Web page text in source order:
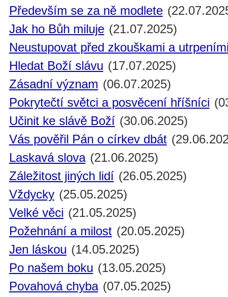
Především se za ně modlete
Jak ho Bůh miluje (21.07.2025)
Neustupovat před zkouškami a
Hledat Boží slávu (17.07.2025)
Zásadní význam (06.07.2025)
Pokrytečtí světci a posvěcení hříšníci
Učinit ke slávě Boží (30.06.2025)
Vás pověřil Pán o církev dbát
Laskavá slova (21.06.2025)
Záležitost jiných lidí (26.05.2025)
Vždycky (25.05.2025)
Velké věci (21.05.2025)
Požehnání a milost (20.05.2025)
Jen láskou (14.05.2025)
Po našem boku (13.05.2025)
Povahová chyba (07.05.2025)